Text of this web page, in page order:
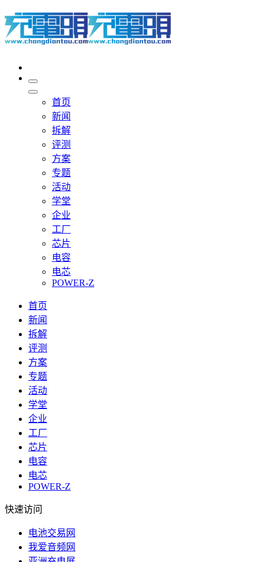
首页
新闻
拆解
评测
方案
专题
活动
学堂
企业
工厂
芯片
电容
电芯
POWER-Z
首页
新闻
拆解
评测
方案
专题
活动
学堂
企业
工厂
芯片
电容
电芯
POWER-Z
快速访问
电池交易网
我爱音频网